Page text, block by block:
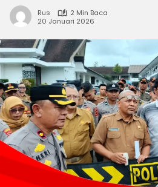
Rus
2 Min Baca
20 Januari 2026